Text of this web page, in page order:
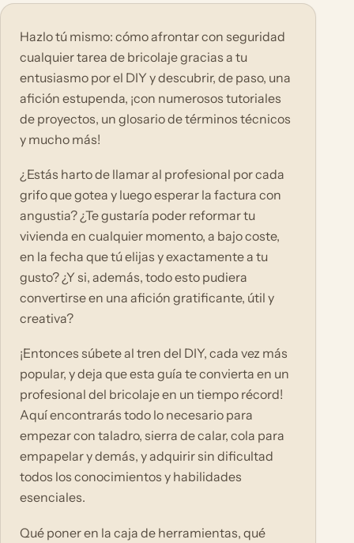
Hazlo tú mismo: cómo afrontar con seguridad
cualquier tarea de bricolaje gracias a tu
entusiasmo por el DIY y descubrir, de paso, una
afición estupenda, ¡con numerosos tutoriales
de proyectos, un glosario de términos técnicos
y mucho más!
¿Estás harto de llamar al profesional por cada
grifo que gotea y luego esperar la factura con
angustia? ¿Te gustaría poder reformar tu
vivienda en cualquier momento, a bajo coste,
en la fecha que tú elijas y exactamente a tu
gusto? ¿Y si, además, todo esto pudiera
convertirse en una afición gratificante, útil y
creativa?
¡Entonces súbete al tren del DIY, cada vez más
popular, y deja que esta guía te convierta en un
profesional del bricolaje en un tiempo récord!
Aquí encontrarás todo lo necesario para
empezar con taladro, sierra de calar, cola para
empapelar y demás, y adquirir sin dificultad
todos los conocimientos y habilidades
esenciales.
Qué poner en la caja de herramientas, qué